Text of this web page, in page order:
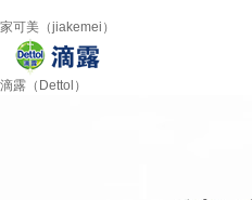
家可美（jiakemei）
滴露（Dettol）